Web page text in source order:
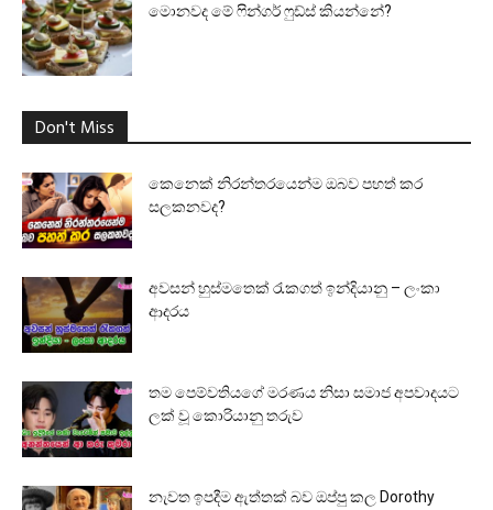
මොනවද මේ ෆින්ගර් ෆුඩ්ස් කියන්නේ?
Don't Miss
කෙනෙක් නිරන්තරයෙන්ම ඔබව පහත් කර
සලකනවද?
අවසන් හුස්මතෙක් රැකගත් ඉන්දියානු – ලංකා
ආදරය
තම පෙම්වතියගේ මරණය නිසා සමාජ අපවාදයට
ලක් වූ කොරියානු තරුව
නැවත ඉපදීම ඇත්තක් බව ඔප්පු කල Dorothy